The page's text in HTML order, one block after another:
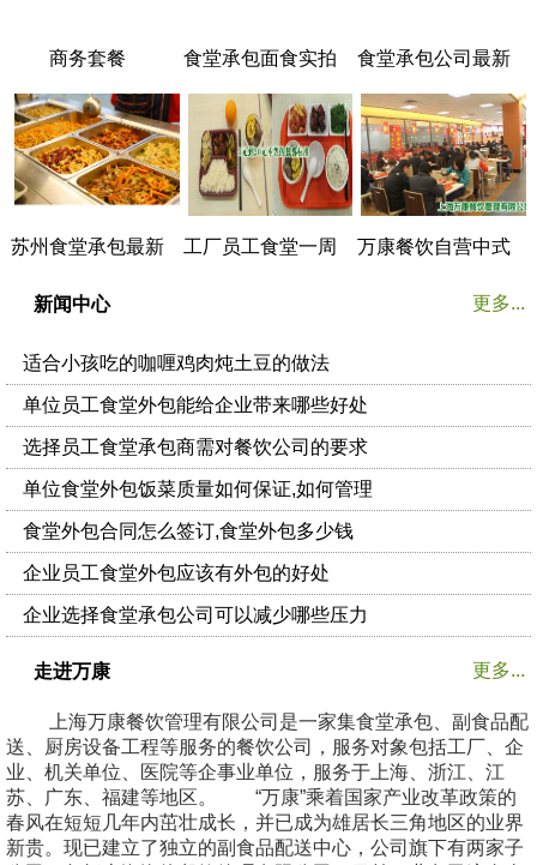
商务套餐 食堂承包面食实拍
食堂承包公司最新
苏州食堂承包最新
工厂员工食堂一周
万康餐饮自营中式
更多...
新闻中心
适合小孩吃的咖喱鸡肉炖土豆的做法
单位员工食堂外包能给企业带来哪些好处
选择员工食堂承包商需对餐饮公司的要求
单位食堂外包饭菜质量如何保证,如何管理
食堂外包合同怎么签订,食堂外包多少钱
企业员工食堂外包应该有外包的好处
企业选择食堂承包公司可以减少哪些压力
更多...
走进万康
上海万康餐饮管理有限公司是一家集食堂承包、副食品配
送、厨房设备工程等服务的餐饮公司，服务对象包括工厂、企
业、机关单位、医院等企事业单位，服务于上海、浙江、江
苏、广东、福建等地区。 “万康”乘着国家产业改革政策的
春风在短短几年内茁壮成长，并已成为雄居长三角地区的业界
新贵。现已建立了独立的副食品配送中心，公司旗下有两家子